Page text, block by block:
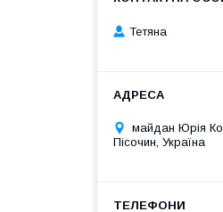
Тетяна
майдан Юрія
Пісочин, Україна